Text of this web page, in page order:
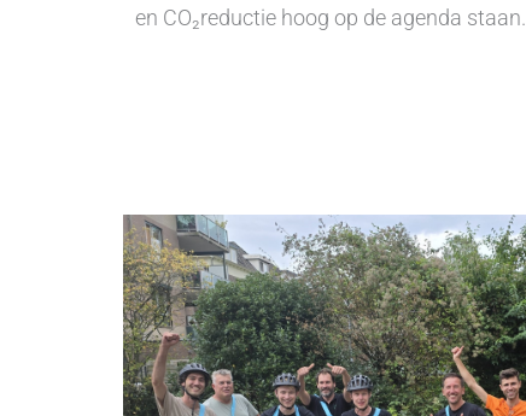
en CO₂reductie hoog op de agenda staan.
Welzijn op de werkvloer
Kwaliteitskoffie van De Pelikaan uit
Zutphen.
Vers fruit van Groenenfruitig.